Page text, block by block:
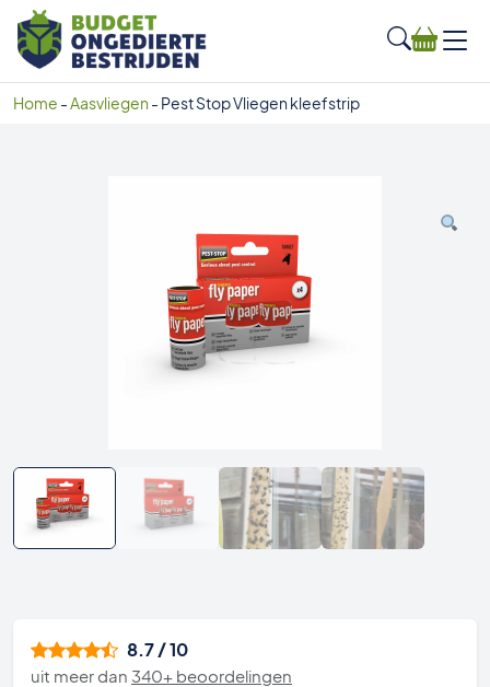
Home -Aasvliegen - Pest Stop Vliegen kleefstrip
8.7 / 10
uit meer dan 340+ beoordelingen